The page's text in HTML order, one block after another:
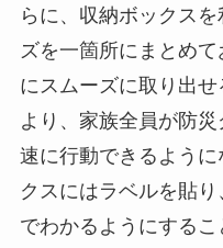
らに、収納ボックス
ズを一箇所にまとめ
にスムーズに取り出
より、家族全員が防
速に行動できるよう
クスにはラベルを貼
でわかるようにする